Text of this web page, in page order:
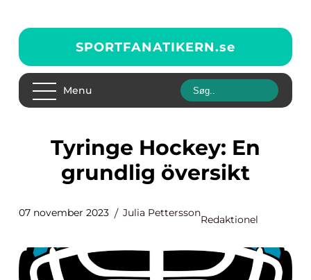
SPORTFANATIKERN.se
Menu
Tyringe Hockey: En
grundlig översikt
07 november 2023 Julia Pettersson
Redaktionel